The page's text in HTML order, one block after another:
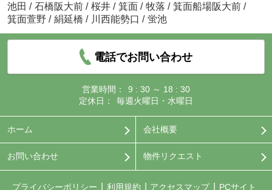
池田 / 石橋阪大前 / 桜井 / 箕面 / 牧落 / 箕面船場阪大前 /
箕面萱野 / 絹延橋 / 川西能勢口 / 蛍池
電話でお問い合わせ
営業時間：
9 : 30 ～ 18 : 30
定休日：
毎週火曜日・水曜日
ホーム 会社概要
お問い合わせ 物件リクエスト
プライバシーポリシー 利用規約 アクセスマップ PCサイト